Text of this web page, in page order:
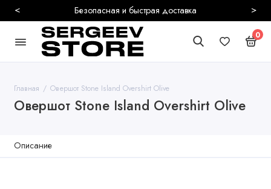
Безопасная и быстрая доставка
< >
0
Главная Овершот Stone Island Overshirt Olive
Овершот Stone Island Overshirt Olive
Описание